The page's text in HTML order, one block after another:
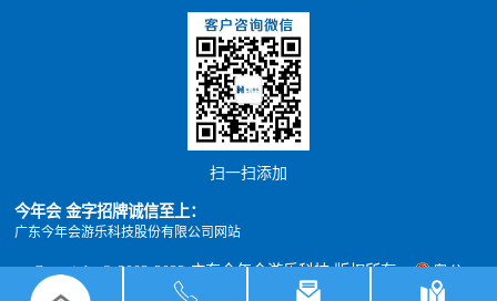
扫一扫添加
今年会 金字招牌诚信至上：
广东今年会游乐科技股份有限公司网站
Copyright © 2002-2022 广东今年会游乐科技 版权所有
粤公
网安备 44011302000493号
粤ICP备05012398号 xml地图